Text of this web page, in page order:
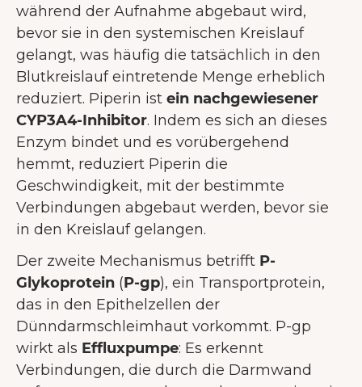
während der Aufnahme abgebaut wird,
bevor sie in den systemischen Kreislauf
gelangt, was häufig die tatsächlich in den
Blutkreislauf eintretende Menge erheblich
reduziert. Piperin ist ein nachgewiesener
CYP3A4-Inhibitor. Indem es sich an dieses
Enzym bindet und es vorübergehend
hemmt, reduziert Piperin die
Geschwindigkeit, mit der bestimmte
Verbindungen abgebaut werden, bevor sie
in den Kreislauf gelangen.
Der zweite Mechanismus betrifft P-
Glykoprotein (P-gp), ein Transportprotein,
das in den Epithelzellen der
Dünndarmschleimhaut vorkommt. P-gp
wirkt als Effluxpumpe: Es erkennt
Verbindungen, die durch die Darmwand